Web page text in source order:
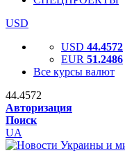
USD
USD 44.4572
EUR 51.2486
Все курсы валют
44.4572
Авторизация
Поиск
UA